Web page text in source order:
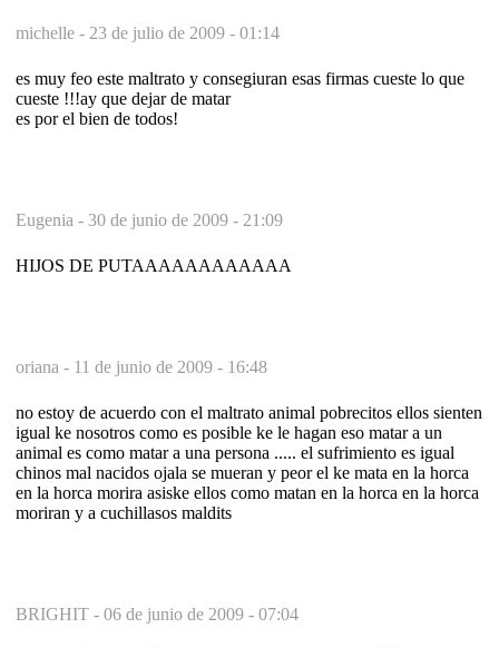
michelle - 23 de julio de 2009 - 01:14
es muy feo este maltrato y consegiuran esas firmas cueste lo que
cueste !!!ay que dejar de matar
es por el bien de todos!
Eugenia - 30 de junio de 2009 - 21:09
HIJOS DE PUTAAAAAAAAAAAA
oriana - 11 de junio de 2009 - 16:48
no estoy de acuerdo con el maltrato animal pobrecitos ellos sienten
igual ke nosotros como es posible ke le hagan eso matar a un
animal es como matar a una persona ..... el sufrimiento es igual
chinos mal nacidos ojala se mueran y peor el ke mata en la horca
en la horca morira asiske ellos como matan en la horca en la horca
moriran y a cuchillasos maldits
BRIGHIT - 06 de junio de 2009 - 07:04